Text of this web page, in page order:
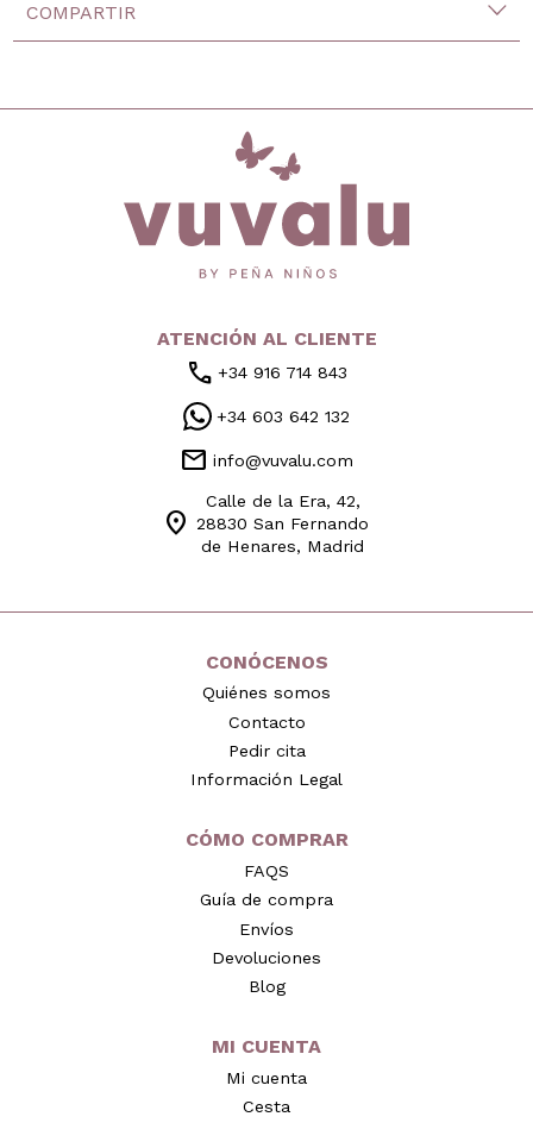
COMPARTIR
ATENCIÓN AL CLIENTE
call +34 916 714 843
+34 603 642 132
mail info@vuvalu.com
location_on
Calle de la Era, 42,
28830 San Fernando
de Henares, Madrid
CONÓCENOS
Quiénes somos
Contacto
Pedir cita
Información Legal
CÓMO COMPRAR
FAQS
Guía de compra
Envíos
Devoluciones
Blog
MI CUENTA
Mi cuenta
Cesta